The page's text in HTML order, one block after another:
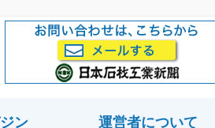
ン 運営者について